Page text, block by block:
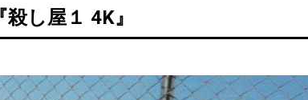
し屋１ 4K』